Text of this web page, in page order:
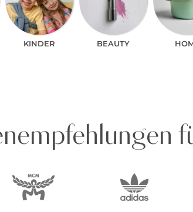
KINDER BEAUTY